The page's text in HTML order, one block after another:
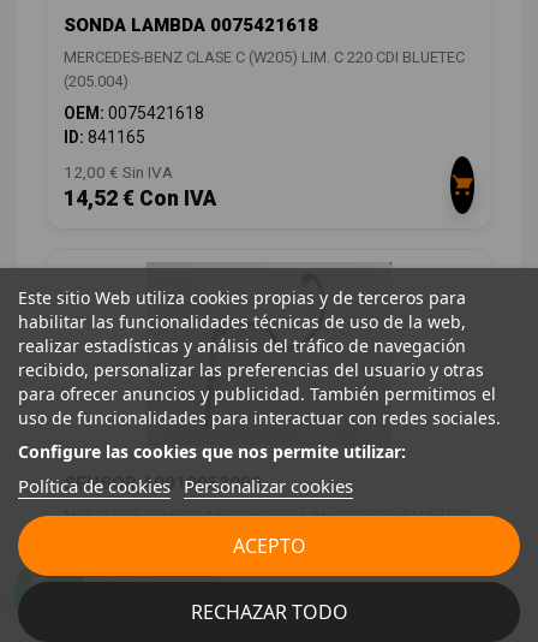
SONDA LAMBDA 0075421618
MERCEDES-BENZ CLASE C (W205) LIM. C 220 CDI BLUETEC
(205.004)
OEM: 0075421618
ID: 841165
12,00 € Sin IVA
14,52 € Con IVA
SENSOR A0019052900
MERCEDES-BENZ CLASE C (W205) LIM. C 220 CDI BLUETEC
OEM:A0019052900
Este sitio Web utiliza cookies propias y de terceros para
habilitar las funcionalidades técnicas de uso de la web,
realizar estadísticas y análisis del tráfico de navegación
recibido, personalizar las preferencias del usuario y otras
para ofrecer anuncios y publicidad. También permitimos el
uso de funcionalidades para interactuar con redes sociales.
Configure las cookies que nos permite utilizar:
Política de cookies Personalizar cookies
RECHAZAR TODO
ACEPTO